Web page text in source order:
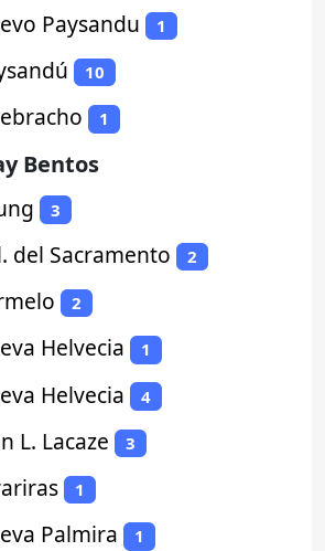
Paysandu 1
10
1
Bentos
3
del Sacramento 2
2
Helvecia 1
Helvecia 4
L. Lacaze 3
1
Palmira 1